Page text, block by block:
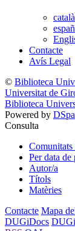
català
Contacte
Avís Legal
© Biblioteca
Universitat de
Biblioteca
Powered by
Consulta
Comunitats
Per data
Autor/a
Títols
Matèries
Contacte Mapa
DUGiDocs